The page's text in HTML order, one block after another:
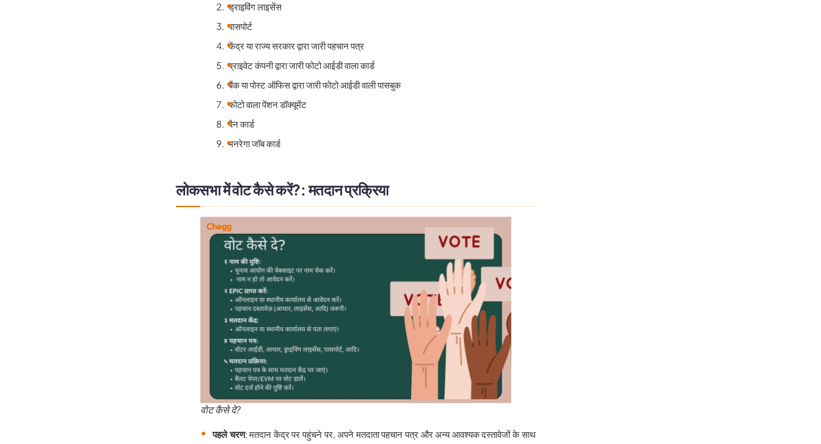
ड्राइविंग लाइसेंस
पासपोर्ट
केंद्र या राज्य सरकार द्वारा जारी पहचान पत्र
प्राइवेट कंपनी द्वारा जारी फोटो आईडी वाला कार्ड
बैंक या पोस्ट ऑफिस द्वारा जारी फोटो आईडी वाली पासबुक
फोटो वाला पेंशन डॉक्यूमेंट
पैन कार्ड
मनरेगा जॉब कार्ड
लोकसभा में वोट कैसे करें?: मतदान प्रक्रिया
वोट कैसे दे?
पहले चरण: मतदान केंद्र पर पहुंचने पर, अपने मतदाता पहचान पत्र और अन्य आवश्यक दस्तावेजों के साथ